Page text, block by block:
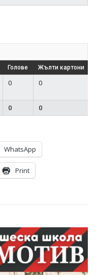
Голове Жълти картони
0 0
0 0
WhatsApp
Print